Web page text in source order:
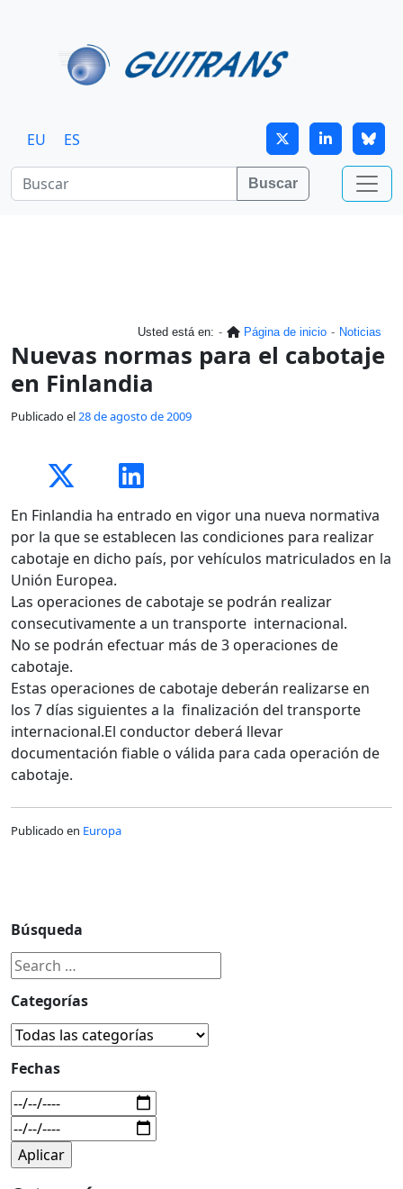
EU ES
Buscar
Usted está en: Página de inicio Noticias
Nuevas normas para el cabotaje
en Finlandia
Publicado el28 de agosto de 2009
En Finlandia ha entrado en vigor una nueva normativa
por la que se establecen las condiciones para realizar
cabotaje en dicho país, por vehículos matriculados en la
Unión Europea.
Las operaciones de cabotaje se podrán realizar
consecutivamente a un transporte internacional.
No se podrán efectuar más de 3 operaciones de
cabotaje.
Estas operaciones de cabotaje deberán realizarse en
los 7 días siguientes a la finalización del transporte
internacional.El conductor deberá llevar
documentación fiable o válida para cada operación de
cabotaje.
Publicado en Europa
Búsqueda
Categorías
Fechas